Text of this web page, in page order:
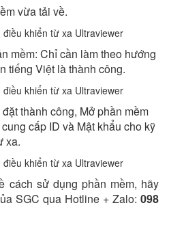
vừa tải về.
mềm: Chỉ cần làm theo hướng
tiếng Việt là thành công.
thành công, Mở phần mềm
cấp ID và Mật khẩu cho kỹ
xa.
cách sử dụng phần mềm, hãy
SGC qua Hotline + Zalo: 098